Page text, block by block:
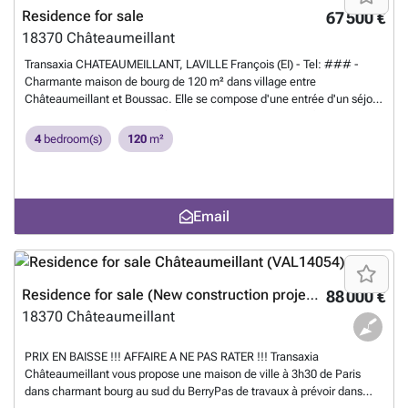
67 500 €
Residence for sale
18370 Châteaumeillant
Transaxia CHATEAUMEILLANT, LAVILLE François (EI) - Tel: ### -
Charmante maison de bourg de 120 m² dans village entre
Châteaumeillant et Boussac. Elle se compose d'une entrée d'un séjour
4 m². Une salle à manger de 11 m², une salle de bains et des WC
indépendants viennent compléter le rez-de-chaussée. Au 1er étage
décoration reste à rafraîchir. Un joli jardin d'agrément de l'autre côté
de la route saura vous accueillir pour des repas en famille ou des
heures de lecture au calme. 2 grandes caves et une petite
dépendance de 8 m². Chauffage au fioul. simple vitrage. Au printemps
la façade se couvre d'un splendide glycine et de magnifiques iris. Pour
renseignements et visite: François Laville (EI) Agent commercial RSAC
de Bourges N° 922017207.
Want to know more?
4bedroom(s) 120 m²
Email
88 000 €
Residence for sale (New construction project)
18370 Châteaumeillant
PRIX EN BAISSE !!! AFFAIRE A NE PAS RATER !!! Transaxia
Châteaumeillant vous propose une maison de ville à 3h30 de Paris
dans charmant bourg au sud du BerryPas de travaux à prévoir dans